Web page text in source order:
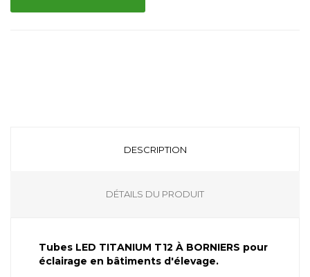
DESCRIPTION
DÉTAILS DU PRODUIT
Tubes LED TITANIUM T12 À BORNIERS pour
éclairage en bâtiments d'élevage.